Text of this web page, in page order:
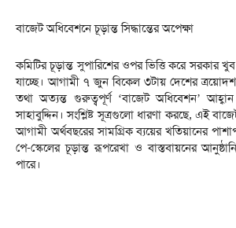
বাজেট অধিবেশনে চূড়ান্ত সিদ্ধান্তের অপেক্ষা
কমিটির চূড়ান্ত সুপারিশের ওপর ভিত্তি করে সরকার
যাচ্ছে। আগামী ৭ জুন বিকেল ৩টায় দেশের ত্রয়োদশ
তথা অত্যন্ত গুরুত্বপূর্ণ ‘বাজেট অধিবেশন’ আহ্বান
সাহাবুদ্দিন। সংশ্লিষ্ট সূত্রগুলো ধারণা করছে, এই
আগামী অর্থবছরের সামগ্রিক ব্যয়ের খতিয়ানের
পে-স্কেলের চূড়ান্ত রূপরেখা ও বাস্তবায়নের
পারে।